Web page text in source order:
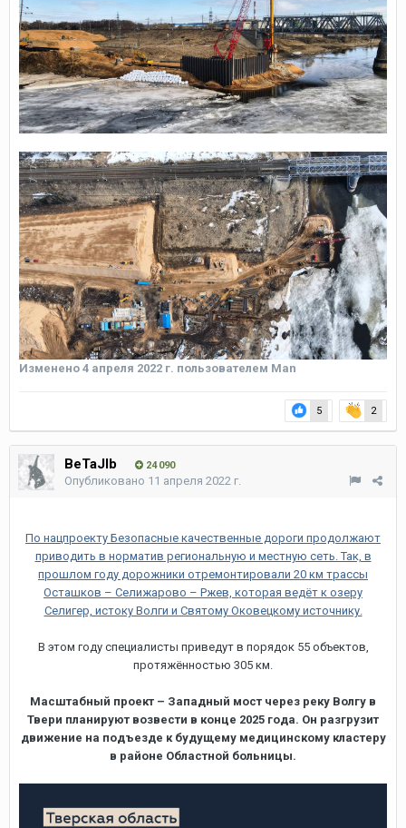
Изменено 4 апреля 2022 г. пользователем Man
5 2
BeTaJIb 24 090
Опубликовано 11 апреля 2022 г.
По нацпроекту Безопасные качественные дороги продолжают
приводить в норматив региональную и местную сеть. Так, в
прошлом году дорожники отремонтировали 20 км трассы
Осташков – Селижарово – Ржев, которая ведёт к озеру
Селигер, истоку Волги и Святому Оковецкому источнику.
В этом году специалисты приведут в порядок 55 объектов,
протяжённостью 305 км.
Масштабный проект – Западный мост через реку Волгу в
Твери планируют возвести в конце 2025 года. Он разгрузит
движение на подъезде к будущему медицинскому кластеру
в районе Областной больницы.